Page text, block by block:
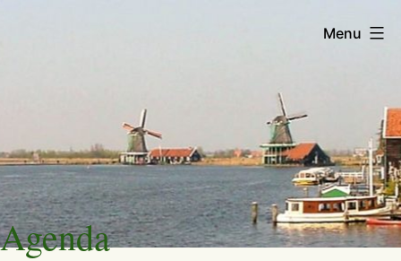
Ga
naar
de
Agenda
Menu